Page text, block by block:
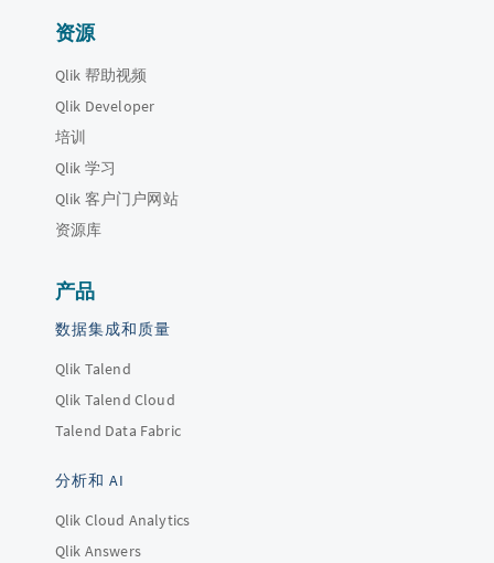
资源
Qlik 帮助视频
Qlik Developer
培训
Qlik 学习
Qlik 客户门户网站
资源库
产品
数据集成和质量
Qlik Talend
Qlik Talend Cloud
Talend Data Fabric
分析和 AI
Qlik Cloud Analytics
Qlik Answers